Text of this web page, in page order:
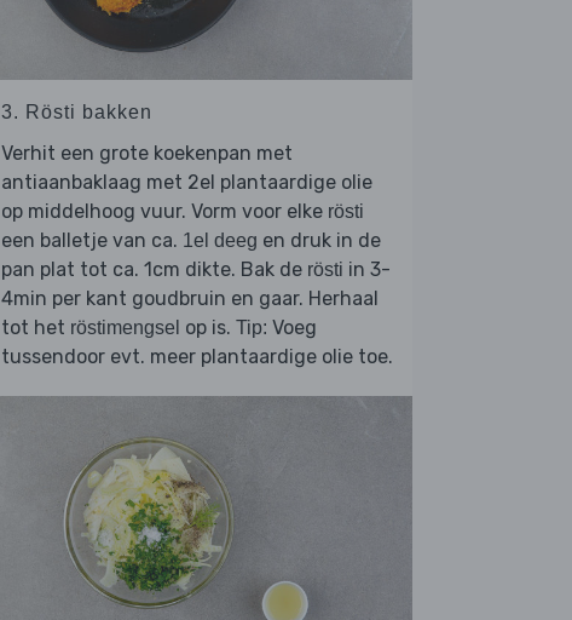
3. Rösti bakken
Verhit een grote koekenpan met
antiaanbaklaag met 2el plantaardige olie
op middelhoog vuur. Vorm voor elke rösti
een balletje van ca. 1el deeg en druk in de
pan plat tot ca. 1cm dikte. Bak de rösti in 3-
4min per kant goudbruin en gaar. Herhaal
tot het röstimengsel op is. Tip: Voeg
tussendoor evt. meer plantaardige olie toe.